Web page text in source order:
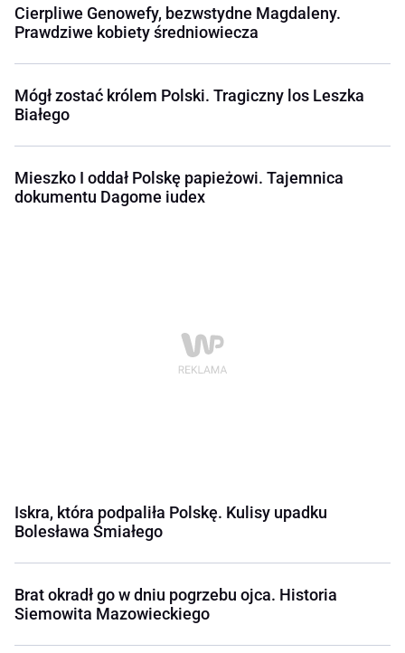
Cierpliwe Genowefy, bezwstydne Magdaleny.
Prawdziwe kobiety średniowiecza
Mógł zostać królem Polski. Tragiczny los Leszka
Białego
Mieszko I oddał Polskę papieżowi. Tajemnica
dokumentu Dagome iudex
Iskra, która podpaliła Polskę. Kulisy upadku
Bolesława Śmiałego
Brat okradł go w dniu pogrzebu ojca. Historia
Siemowita Mazowieckiego